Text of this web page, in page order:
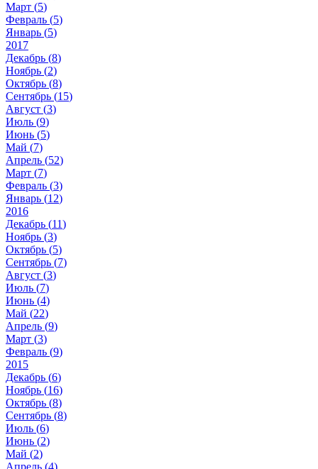
Март (5)
Февраль (5)
Январь (5)
2017
Декабрь (8)
Ноябрь (2)
Октябрь (8)
Сентябрь (15)
Август (3)
Июль (9)
Июнь (5)
Май (7)
Апрель (52)
Март (7)
Февраль (3)
Январь (12)
2016
Декабрь (11)
Ноябрь (3)
Октябрь (5)
Сентябрь (7)
Август (3)
Июль (7)
Июнь (4)
Май (22)
Апрель (9)
Март (3)
Февраль (9)
2015
Декабрь (6)
Ноябрь (16)
Октябрь (8)
Сентябрь (8)
Июль (6)
Июнь (2)
Май (2)
Апрель (4)